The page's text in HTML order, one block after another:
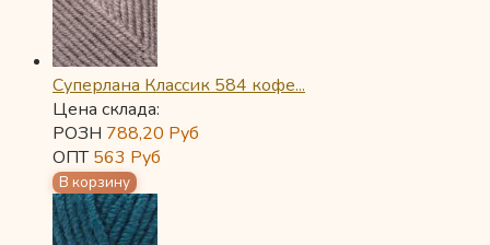
Суперлана Классик 584 кофе...
Цена склада:
РОЗН 788,20 Руб
ОПТ563 Руб